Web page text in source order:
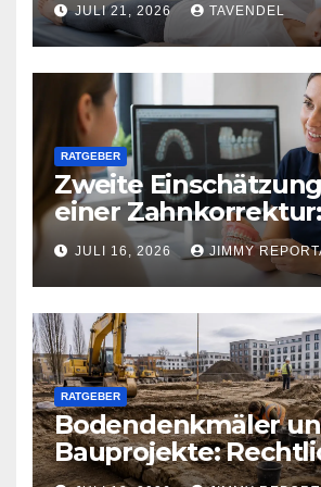
JULI 21, 2026 TAVENDEL
RATGEBER
Zweite
einer
sich ein weiterer
kann
JULI 16, 2026 JIMMY
RATGEBER
Bodendenkmäler
Bauprojekte:
Pflichten und